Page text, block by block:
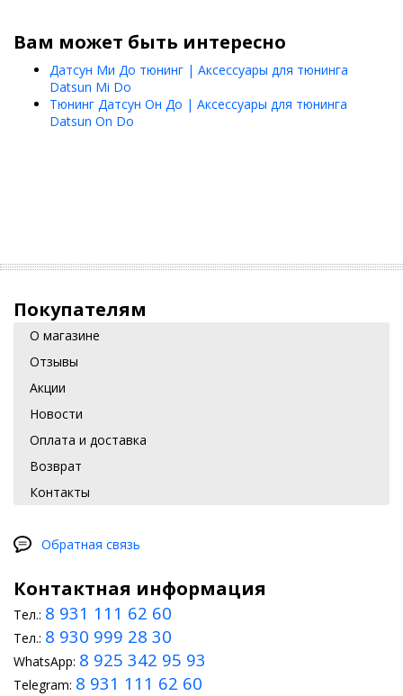
Вам может быть интересно
Датсун Ми До тюнинг | Аксессуары для тюнинга
Datsun Mi Do
Тюнинг Датсун Он До | Аксессуары для тюнинга
Datsun On Do
Покупателям
О магазине
Отзывы
Акции
Новости
Оплата и доставка
Возврат
Контакты
Обратная связь
Контактная информация
Тел.: 8 931 111 62 60
Тел.: 8 930 999 28 30
WhatsApp: 8 925 342 95 93
Telegram: 8 931 111 62 60